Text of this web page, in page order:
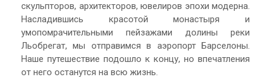
скульпторов, архитекторов, ювелиров эпохи модерна.
Насладившись красотой монастыря и
умопомрачительными пейзажами долины реки
Льобрегат, мы отправимся в аэропорт Барселоны.
Наше путешествие подошло к концу, но впечатления
от него останутся на всю жизнь.